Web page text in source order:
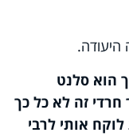
היעודה.
הוא סלנט
חרדי זה לא כל כך
אותי לרבי